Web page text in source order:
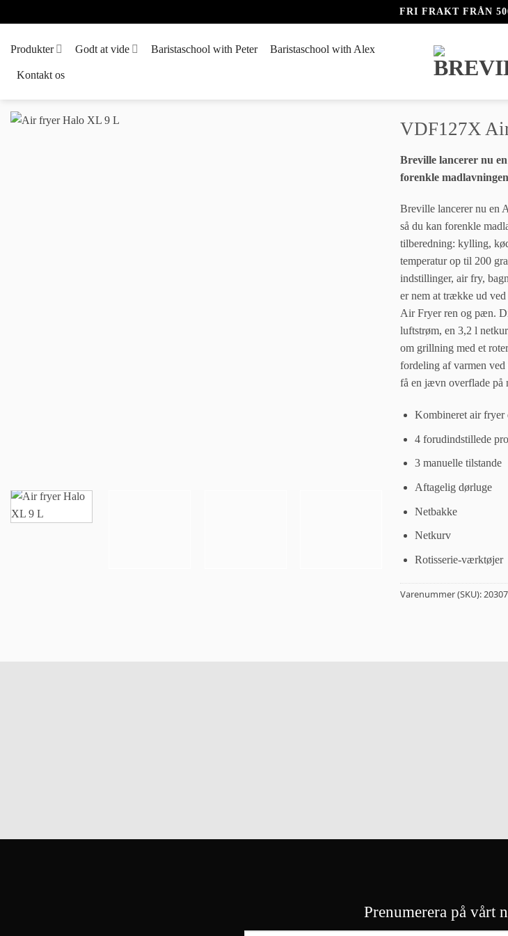
til
indhold
FRI FRAKT FRÅN
Produkter Godt at vide Baristaschool with Peter Baristaschool with Alex
Kontakt os
VDF127X
Breville lancerer nu
forenkle
Breville lancerer nu en
så du kan forenkle
tilberedning: kylling,
temperatur op til 200
indstillinger, air fry,
er nem at trække ud
Air Fryer ren og pæn.
luftstrøm, en 3,2 l
om grillning med et
fordeling af varmen
få en jævn overflade på
Kombineret air fryer
4 forudindstillede
3 manuelle tilstande
Aftagelig dørluge
Netbakke
Netkurv
Rotisserie-værktøjer
Varenummer (SKU):
Prenumerera på vårt